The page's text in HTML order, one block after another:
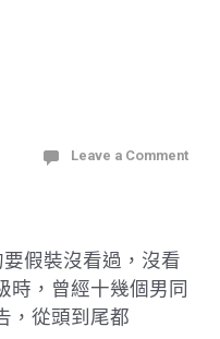
Leave a Comment
假裝沒看過，沒看
時，曾經十幾個男同
，從頭到尾都